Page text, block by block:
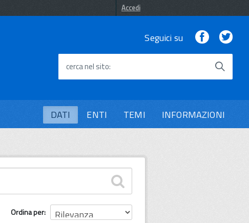
Accedi
Seguici su Facebook
cerca nel sito
DATI ENTI TEMI INFORMAZIONI
Ordina per